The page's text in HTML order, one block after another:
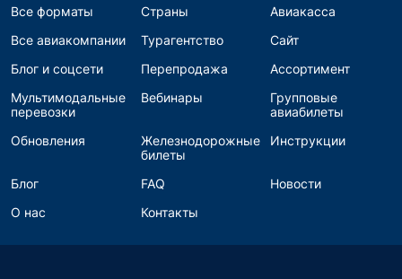
Все форматы Страны
Авиакасса
Все авиакомпании
Турагентство
Сайт
Блог и соцсети
Перепродажа
Ассортимент
Мультимодальные
перевозки
Вебинары
Групповые
авиабилеты
Обновления
Железнодорожные
билеты
Инструкции
Блог FAQ
Новости
О нас
Контакты